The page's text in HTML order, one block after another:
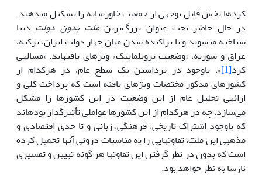
کردها بخش قابل توجهی از جمعیت خاورمیانه را تشکیل می­دهند.
در حال حاضر تحت عنوان بزرگ‌ترینملت بدون دولت دنیا
شناخته می­شوند و با پراکنده شدن میان چهار دولت ایران، ترکیه،
عراق و سوریه، «وضعیت پروبلماتیک» ویژه­ای یافته­اند. «مساله­ی
کرد[1] »، باوجود در برداشتن یک سطح عام، در هرکدام از
کشورهای مذکور مختصات ویژه­ای یافته است که پرداخت کلی و
ارائه­ی تحلیل عام از این وضعیت در این کشورها را مشکل
می‌سازد؛ چه در هرکدام از این کشورها عواملی تأثیرگذار بوده­اند
که باوجود اشتراک تاریخی، فرهنگی، زبانی و تا حدی اقتصادی و
مذهبی این ملت، تفاوت­هایی را به مناسبات درونی آن­ها تحمیل کرده
است که بدون در نظر گرفتن این تفاوت­ها هر گونه تبیین و تفسیری
نارسا به نظر خواهد بود.